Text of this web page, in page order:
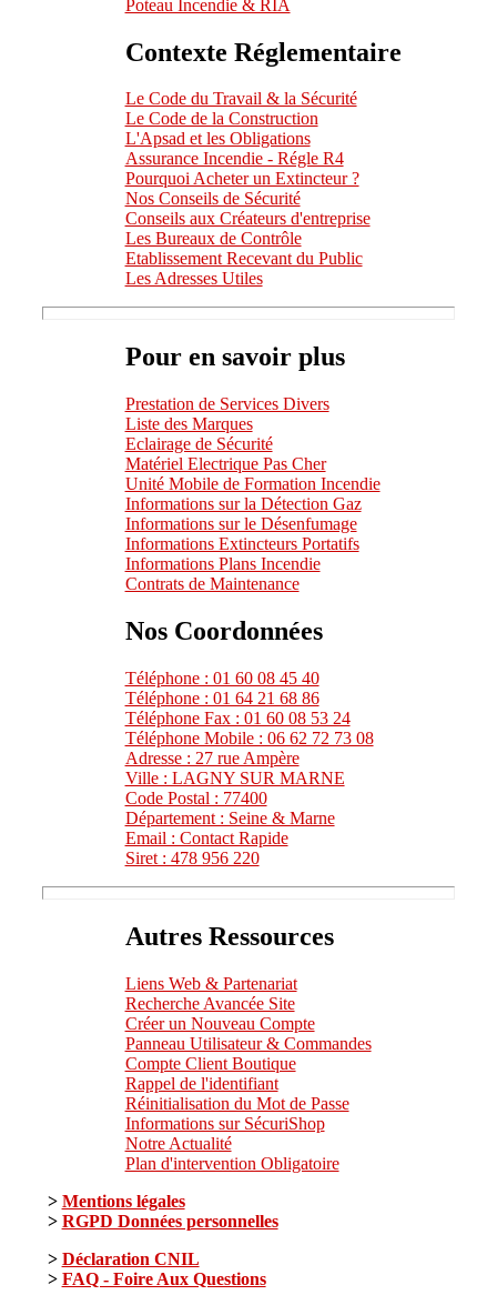
Poteau Incendie & RIA
Contexte Réglementaire
Le Code du Travail & la Sécurité
Le Code de la Construction
L'Apsad et les Obligations
Assurance Incendie - Régle R4
Pourquoi Acheter un Extincteur ?
Nos Conseils de Sécurité
Conseils aux Créateurs d'entreprise
Les Bureaux de Contrôle
Etablissement Recevant du Public
Les Adresses Utiles
Pour en savoir plus
Prestation de Services Divers
Liste des Marques
Eclairage de Sécurité
Matériel Electrique Pas Cher
Unité Mobile de Formation Incendie
Informations sur la Détection Gaz
Informations sur le Désenfumage
Informations Extincteurs Portatifs
Informations Plans Incendie
Contrats de Maintenance
Nos Coordonnées
Téléphone : 01 60 08 45 40
Téléphone : 01 64 21 68 86
Téléphone Fax : 01 60 08 53 24
Téléphone Mobile : 06 62 72 73 08
Adresse : 27 rue Ampère
Ville : LAGNY SUR MARNE
Code Postal : 77400
Département : Seine & Marne
Email : Contact Rapide
Siret : 478 956 220
Autres Ressources
Liens Web & Partenariat
Recherche Avancée Site
Créer un Nouveau Compte
Panneau Utilisateur & Commandes
Compte Client Boutique
Rappel de l'identifiant
Réinitialisation du Mot de Passe
Informations sur SécuriShop
Notre Actualité
Plan d'intervention Obligatoire
> Mentions légales
> RGPD Données personnelles
> Déclaration CNIL
> FAQ - Foire Aux Questions